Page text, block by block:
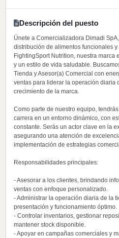
Descripción del puesto
Únete a Comercializadora Dimadi
distribución de alimentos funcionales
FightingSport Nutrition, nuestra marca
y un estilo de vida saludable.
Tienda y Asesor(a) Comercial con
ventas para liderar la operación diaria
crecimiento de la marca.
Como parte de nuestro equipo,
carrera en un entorno dinámico, con
constante. Serás un actor clave en la
asegurando una atención de
implementación de estrategias
Responsabilidades principales:
- Asesorar a los clientes, brindando
ventas con enfoque personalizado.
- Administrar la operación diaria de la
presentación y funcionamiento óptimo.
- Controlar inventarios, gestionar
mantener stock disponible.
- Apoyar en campañas comerciales y